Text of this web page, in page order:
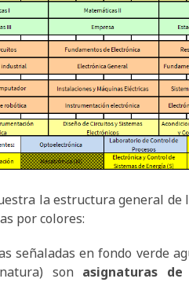
la estructura general de
por colores:
señaladas en fondo verde
son asignaturas